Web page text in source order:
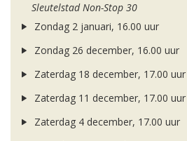
Sleutelstad Non-Stop 30
Zondag 2 januari, 16.00 uur
Zondag 26 december, 16.00 uur
Zaterdag 18 december, 17.00 uur
Zaterdag 11 december, 17.00 uur
Zaterdag 4 december, 17.00 uur